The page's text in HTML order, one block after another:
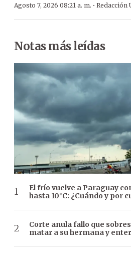
Agosto 7, 2026 08:21 a. m. · Redacción
Notas más leídas
El frío vuelve a Paraguay
hasta 10°C: ¿Cuándo y por
Corte anula fallo que
matar a su hermana y